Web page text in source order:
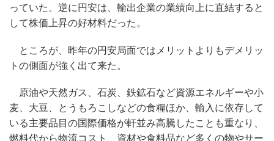
っていた。逆に円安は、輸出企業の業績向上に直結すると
して株価上昇の好材料だった。
ところが、昨年の円安局面ではメリットよりもデメリッ
トの側面が強く出て来た。
原油や天然ガス、石炭、鉄鉱石など資源エネルギーや小
麦、大豆、とうもろこしなどの食糧ほか、輸入に依存して
いる主要品目の国際価格が軒並み高騰したことも重なり、
燃料代から物流コスト、資材や食料品など多くの物やサー